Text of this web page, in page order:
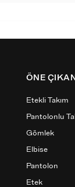
ÖNE
Etekli Takım
Pantolonlu
Gömlek
Elbise
Pantolon
Etek